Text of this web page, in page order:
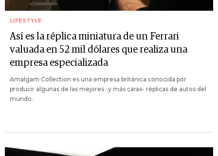
LIFESTYLE
Así es la réplica miniatura de un Ferrari
valuada en 52 mil dólares que realiza una
empresa especializada
Amalgam Collection es una empresa británica conocida por
producir algunas de las mejores -y más caras- réplicas de autos del
mundo.